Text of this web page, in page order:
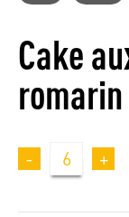
Cake
romarin
- 6 +